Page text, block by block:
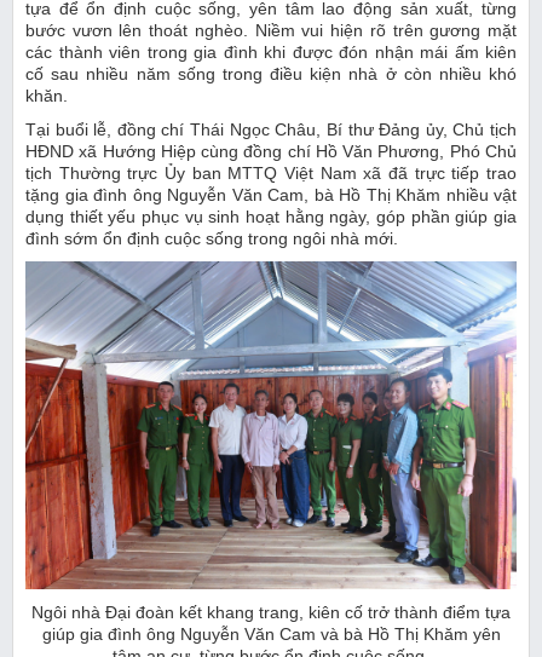
tựa để ổn định cuộc sống, yên tâm lao động sản xuất, từng
bước vươn lên thoát nghèo. Niềm vui hiện rõ trên gương mặt
các thành viên trong gia đình khi được đón nhận mái ấm kiên
cố sau nhiều năm sống trong điều kiện nhà ở còn nhiều khó
khăn.
Tại buổi lễ, đồng chí Thái Ngọc Châu, Bí thư Đảng ủy, Chủ tịch
HĐND xã Hướng Hiệp cùng đồng chí Hồ Văn Phương, Phó Chủ
tịch Thường trực Ủy ban MTTQ Việt Nam xã đã trực tiếp trao
tặng gia đình ông Nguyễn Văn Cam, bà Hồ Thị Khăm nhiều vật
dụng thiết yếu phục vụ sinh hoạt hằng ngày, góp phần giúp gia
đình sớm ổn định cuộc sống trong ngôi nhà mới.
Ngôi nhà Đại đoàn kết khang trang, kiên cố trở thành điểm tựa
giúp gia đình ông Nguyễn Văn Cam và bà Hồ Thị Khăm yên